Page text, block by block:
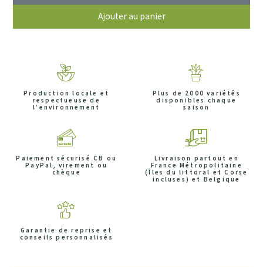
Ajouter au panier
Production locale et
respectueuse de
l’environnement
Plus de 2000 variétés
disponibles chaque
saison
Paiement sécurisé CB ou
PayPal, virement ou
chèque
Livraison partout en
France Métropolitaine
(Îles du littoral et Corse
incluses) et Belgique
Garantie de reprise et
conseils personnalisés